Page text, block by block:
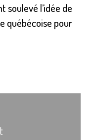
soulevé l’idée de
québécoise pour